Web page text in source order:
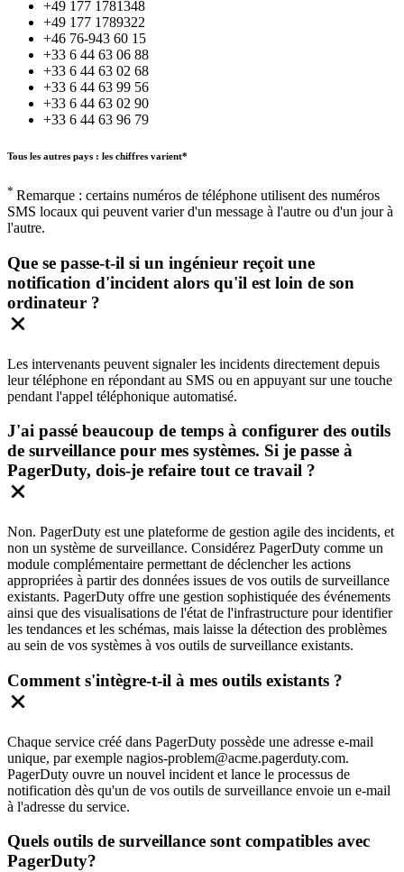
+49 177 1781348
+49 177 1789322
+46 76-943 60 15
+33 6 44 63 06 88
+33 6 44 63 02 68
+33 6 44 63 99 56
+33 6 44 63 02 90
+33 6 44 63 96 79
Tous les autres pays : les chiffres varient*
* Remarque : certains numéros de téléphone utilisent des numéros
SMS locaux qui peuvent varier d'un message à l'autre ou d'un jour à
l'autre.
Que se passe-t-il si un ingénieur reçoit une
notification d'incident alors qu'il est loin de son
ordinateur ?
Les intervenants peuvent signaler les incidents directement depuis
leur téléphone en répondant au SMS ou en appuyant sur une touche
pendant l'appel téléphonique automatisé.
J'ai passé beaucoup de temps à configurer des outils
de surveillance pour mes systèmes. Si je passe à
PagerDuty, dois-je refaire tout ce travail ?
Non. PagerDuty est une plateforme de gestion agile des incidents, et
non un système de surveillance. Considérez PagerDuty comme un
module complémentaire permettant de déclencher les actions
appropriées à partir des données issues de vos outils de surveillance
existants. PagerDuty offre une gestion sophistiquée des événements
ainsi que des visualisations de l'état de l'infrastructure pour identifier
les tendances et les schémas, mais laisse la détection des problèmes
au sein de vos systèmes à vos outils de surveillance existants.
Comment s'intègre-t-il à mes outils existants ?
Chaque service créé dans PagerDuty possède une adresse e-mail
unique, par exemple nagios-problem@acme.pagerduty.com.
PagerDuty ouvre un nouvel incident et lance le processus de
notification dès qu'un de vos outils de surveillance envoie un e-mail
à l'adresse du service.
Quels outils de surveillance sont compatibles avec
PagerDuty?